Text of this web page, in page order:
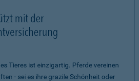
mit der
Tieres ist einzigartig. Pferde vereinen
- sei es ihre grazile Schönheit oder